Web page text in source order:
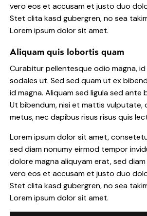
vero eos et accusam et justo duo
Stet clita kasd gubergren, no sea
Lorem ipsum dolor sit amet.
Aliquam quis lobortis quam
Curabitur pellentesque odio magna,
sodales ut. Sed sed quam ut ex
id magna. Aliquam sed ligula sed
Ut bibendum, nisi et mattis vulputate,
metus, nec dapibus risus risus quis
Lorem ipsum dolor sit amet,
sed diam nonumy eirmod tempor
dolore magna aliquyam erat, sed
vero eos et accusam et justo duo
Stet clita kasd gubergren, no sea
Lorem ipsum dolor sit amet.